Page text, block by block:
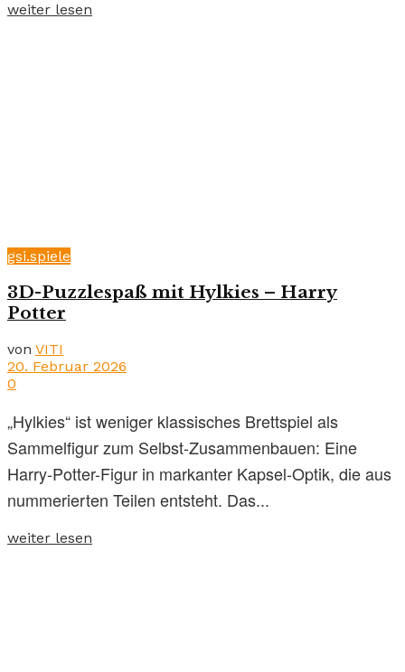
weiter lesen
gsi.spiele
3D-Puzzlespaß mit Hylkies – Harry
Potter
von VITI
20. Februar 2026
0
„Hylkies“ ist weniger klassisches Brettspiel als
Sammelfigur zum Selbst-Zusammenbauen: Eine
Harry-Potter-Figur in markanter Kapsel-Optik, die aus
nummerierten Teilen entsteht. Das...
weiter lesen